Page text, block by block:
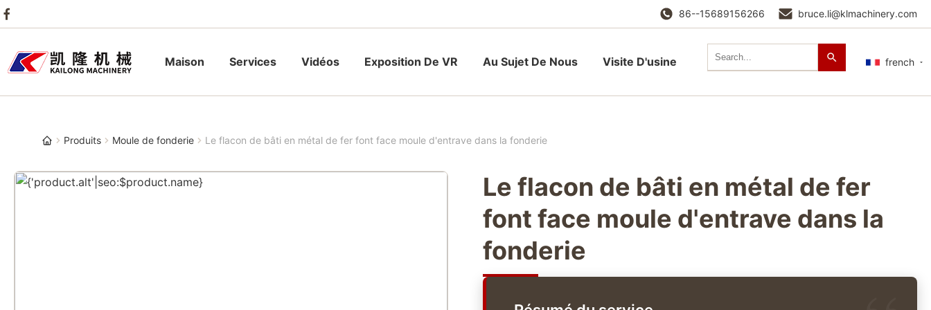
86--15689156266 bruce.li@klmachinery.com
Maison Services Vidéos Exposition De VR Au Sujet De Nous Visite D'usine french
Produits Moule de fonderie Le flacon de bâti en métal de fer font face moule d'entrave dans la fonderie
Le flacon de bâti en métal de fer
font face moule d'entrave dans la
fonderie